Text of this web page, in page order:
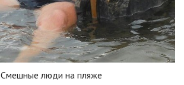
Смешные люди на пляже